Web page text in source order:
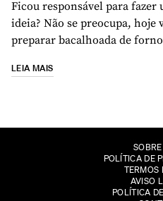
Ficou responsável para fazer
ideia? Não se preocupa, hoje
preparar bacalhoada de
LEIA MAIS
POLÍTICA DE
TERMOS
AVISO
POLÍTICA